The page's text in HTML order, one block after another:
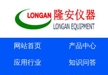
网站首页 产品中心
应用行业 知识问答